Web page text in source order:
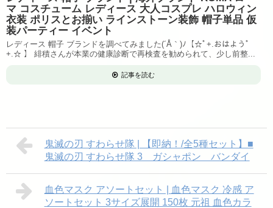
マ コスチューム レディース 大人コスプレ ハロウィン
衣装 ポリスとお揃い ラインストーン装飾 帽子単品 仮
装パーティー イベント
レディース 帽子 ブランドを調べてみました(´Å｀)ﾉ【☆ﾟ+.おはようﾟ
+.☆ 】 緋積さんが本業の健康診断で再検査を勧められて、少し前整...
記事を読む
鬼滅の刃 すわらせ隊 | 【即納！/全5種セット】■
鬼滅の刃 すわらせ隊 3 ガシャポン バンダイ
血色マスク アソートセット | 血色マスク 冷感 ア
ソートセット 3サイズ展開 150枚 元祖 血色カラ